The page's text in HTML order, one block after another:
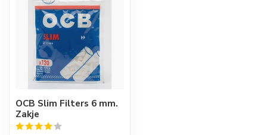
OCB Slim Filters 6 mm.
Zakje